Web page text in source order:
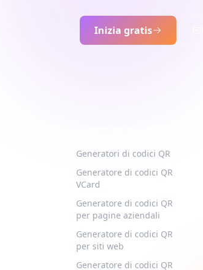
Inizia gratis
Generatori di codici QR
Generatore di codici QR
VCard
Generatore di codici QR
per pagine aziendali
Generatore di codici QR
per siti web
Generatore di codici QR